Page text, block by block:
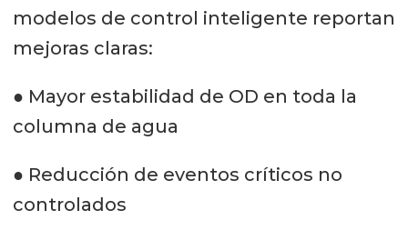
modelos de control inteligente reportan
mejoras claras:
● Mayor estabilidad de OD en toda la
columna de agua
● Reducción de eventos críticos no
controlados